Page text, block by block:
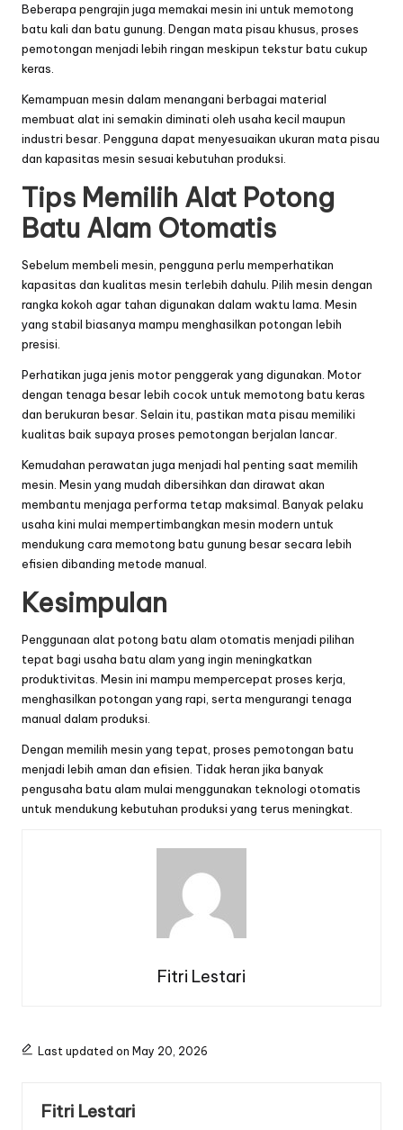
Beberapa pengrajin juga memakai mesin ini untuk memotong
batu kali dan batu gunung. Dengan mata pisau khusus, proses
pemotongan menjadi lebih ringan meskipun tekstur batu cukup
keras.
Kemampuan mesin dalam menangani berbagai material
membuat alat ini semakin diminati oleh usaha kecil maupun
industri besar. Pengguna dapat menyesuaikan ukuran mata pisau
dan kapasitas mesin sesuai kebutuhan produksi.
Tips Memilih Alat Potong
Batu Alam Otomatis
Sebelum membeli mesin, pengguna perlu memperhatikan
kapasitas dan kualitas mesin terlebih dahulu. Pilih mesin dengan
rangka kokoh agar tahan digunakan dalam waktu lama. Mesin
yang stabil biasanya mampu menghasilkan potongan lebih
presisi.
Perhatikan juga jenis motor penggerak yang digunakan. Motor
dengan tenaga besar lebih cocok untuk memotong batu keras
dan berukuran besar. Selain itu, pastikan mata pisau memiliki
kualitas baik supaya proses pemotongan berjalan lancar.
Kemudahan perawatan juga menjadi hal penting saat memilih
mesin. Mesin yang mudah dibersihkan dan dirawat akan
membantu menjaga performa tetap maksimal. Banyak pelaku
usaha kini mulai mempertimbangkan mesin modern untuk
mendukung cara memotong batu gunung besarsecara lebih
efisien dibanding metode manual.
Kesimpulan
Penggunaan alat potong batu alam otomatis menjadi pilihan
tepat bagi usaha batu alam yang ingin meningkatkan
produktivitas. Mesin ini mampu mempercepat proses kerja,
menghasilkan potongan yang rapi, serta mengurangi tenaga
manual dalam produksi.
Dengan memilih mesin yang tepat, proses pemotongan batu
menjadi lebih aman dan efisien. Tidak heran jika banyak
pengusaha batu alam mulai menggunakan teknologi otomatis
untuk mendukung kebutuhan produksi yang terus meningkat.
Fitri Lestari
Last updated on May 20, 2026
Fitri Lestari